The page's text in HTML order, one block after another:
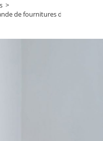
>
de fournitures dentaires ?